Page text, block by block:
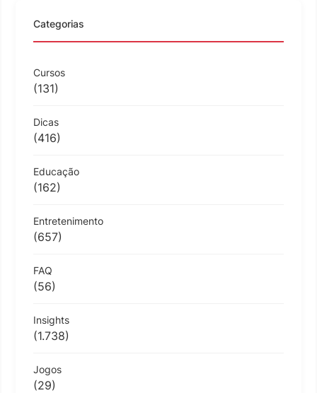
Categorias
Cursos
(131)
Dicas
(416)
Educação
(162)
Entretenimento
(657)
FAQ
(56)
Insights
(1.738)
Jogos
(29)